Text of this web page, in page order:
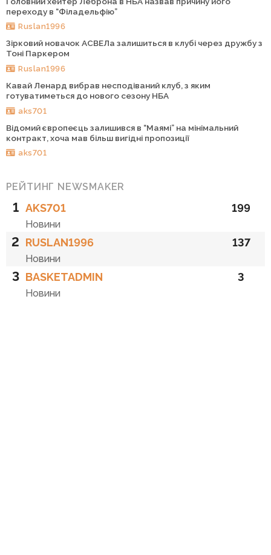
переходу в “Філадельфію”
Ruslan1996
Зірковий новачок АСВЕЛа залишиться в клубі через дружбу з
Тоні Паркером
Ruslan1996
Кавай Ленард вибрав несподіваний клуб, з яким
готуватиметься до нового сезону НБА
aks701
Відомий європеєць залишився в “Маямі” на мінімальний
контракт, хоча мав більш вигідні пропозиції
aks701
РЕЙТИНГ NEWSMAKER
1 AKS701
Новини
199
2 RUSLAN1996
Новини
137
3 BASKETADMIN
Новини
3